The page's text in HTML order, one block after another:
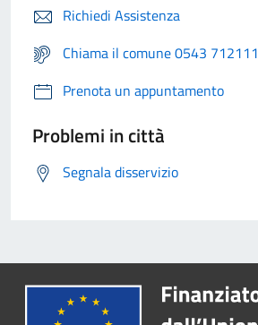
Richiedi Assistenza
Chiama il comune 0543 712111
Prenota un appuntamento
Problemi in città
Segnala disservizio